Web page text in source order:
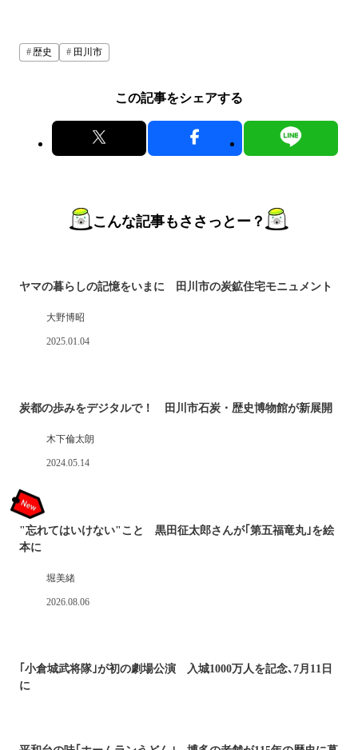
歴史 田川市
この記事をシェアする
こんな記事もささっとー？
ヤマの暮らしの記憶をいまに 田川市の炭鉱住宅モニュメント
大野博昭
2025.01.04
炭都の歩みをデジタルで！ 田川市石炭・歴史博物館が新展開
木下倫太朗
2024.05.14
"忘れてはいけない"こと 黒田征太郎さんが｢第五福竜丸｣を絵
本に
堀美緒
2026.08.06
｢小倉城武将隊｣が初の劇場公演 入城1000万人を記念､7月11日
に